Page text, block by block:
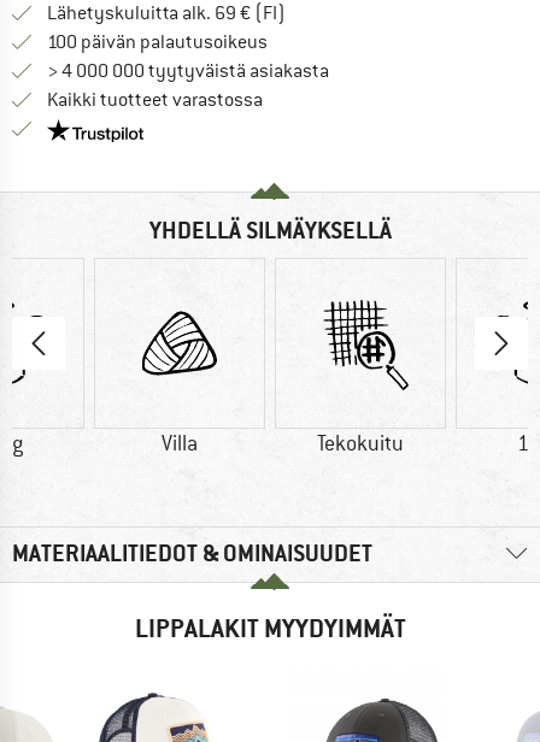
Lähetyskuluitta alk. 69 € (FI)
100 päivän palautusoikeus
> 4 000 000 tyytyväistä asiakasta
Kaikki tuotteet varastossa
Meillä on Trustpilot -sertifiointi - lue lisää tästä!
YHDELLÄ SILMÄYKSELLÄ
g Villa Tekokuitu
MATERIAALITIEDOT & OMINAISUUDET
LIPPALAKIT MYYDYIMMÄT